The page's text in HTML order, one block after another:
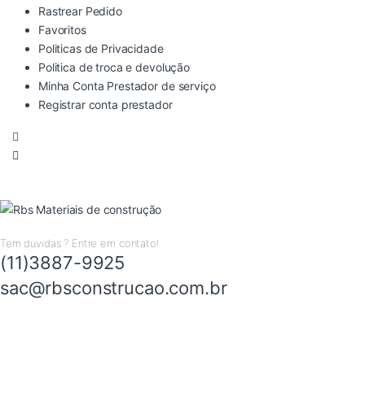
Rastrear Pedido
Favoritos
Politicas de Privacidade
Politica de troca e devolução
Minha Conta Prestador de serviço
Registrar conta prestador
Tem duvidas ? Entre em contato!
(11)3887-9925
sac@rbsconstrucao.com.br